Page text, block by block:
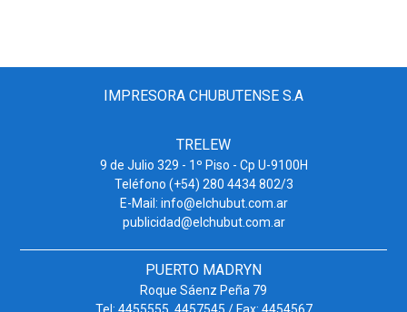
IMPRESORA CHUBUTENSE S.A
TRELEW
9 de Julio 329 - 1º Piso - Cp U-9100H
Teléfono (+54) 280 4434 802/3
E-Mail: info@elchubut.com.ar
publicidad@elchubut.com.ar
PUERTO MADRYN
Roque Sáenz Peña 79